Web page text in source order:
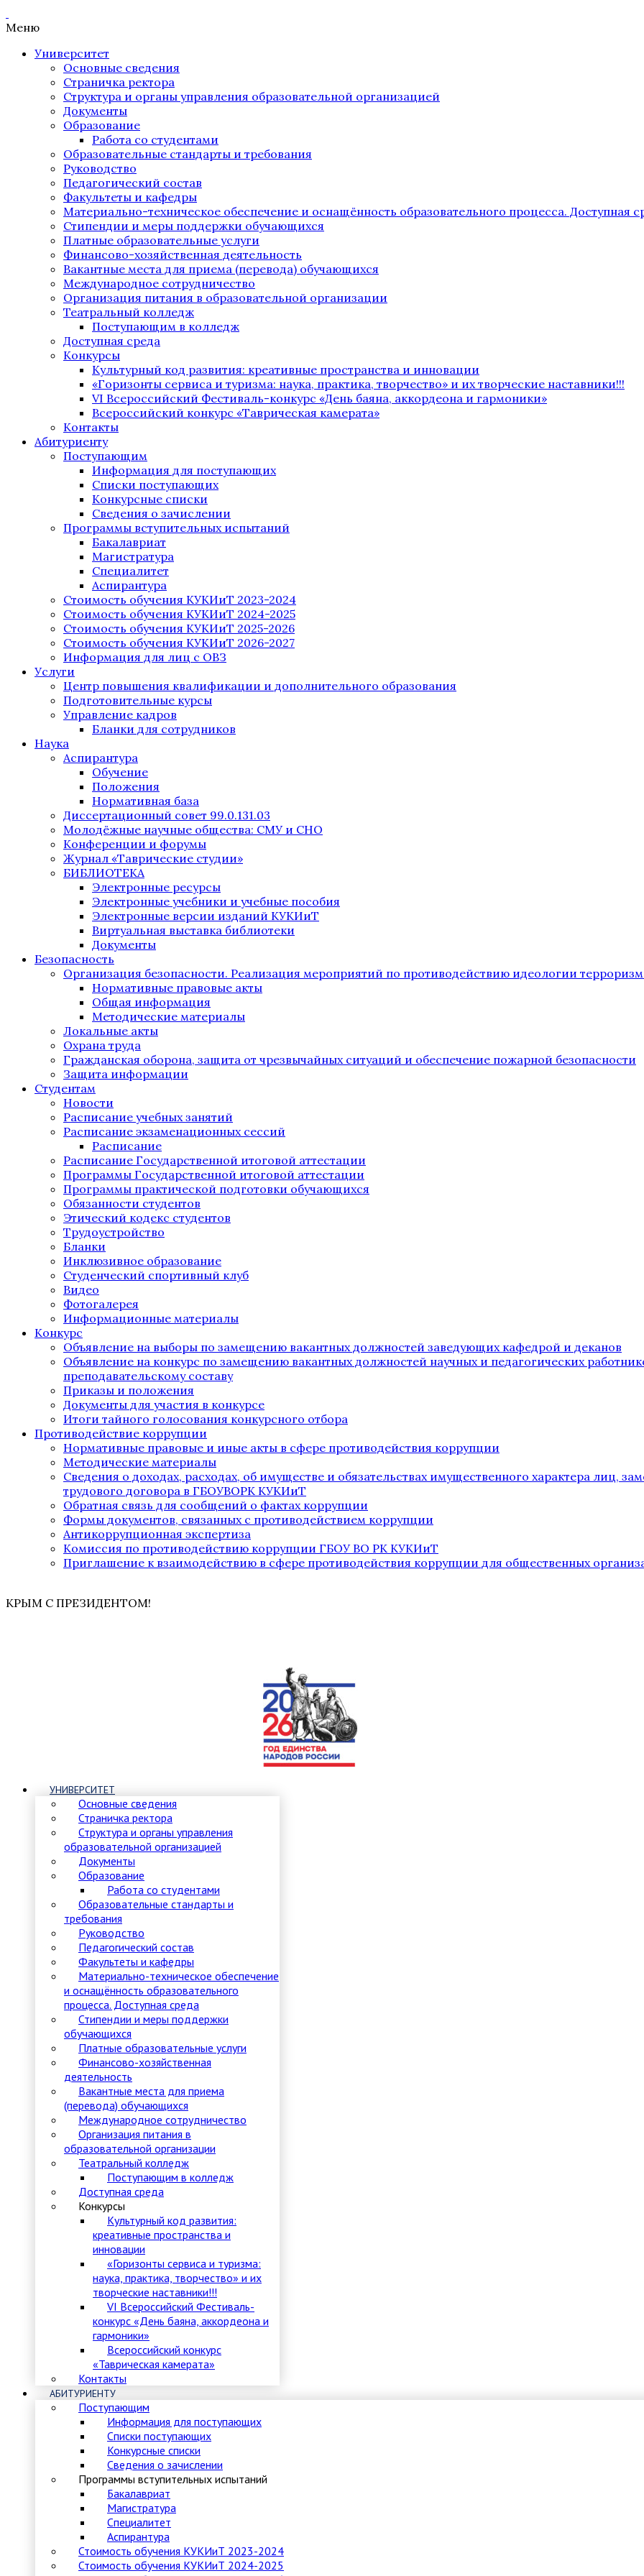
Меню
Университет
Основные сведения
Страничка ректора
Структура и органы управления образовательной организацией
Документы
Образование
Работа со студентами
Образовательные стандарты и требования
Руководство
Педагогический состав
Факультеты и кафедры
Материально-техническое обеспечение и оснащённость образовательного процесса. Доступная
Стипендии и меры поддержки обучающихся
Платные образовательные услуги
Финансово-хозяйственная деятельность
Вакантные места для приема (перевода) обучающихся
Международное сотрудничество
Организация питания в образовательной организации
Театральный колледж
Поступающим в колледж
Доступная среда
Конкурсы
Культурный код развития: креативные пространства и инновации
«Горизонты сервиса и туризма: наука, практика, творчество» и их творческие наставники!!!
VI Всероссийский Фестиваль-конкурс «День баяна, аккордеона и гармоники»
Всероссийский конкурс «Таврическая камерата»
Контакты
Абитуриенту
Поступающим
Информация для поступающих
Списки поступающих
Конкурсные списки
Сведения о зачислении
Программы вступительных испытаний
Бакалавриат
Магистратура
Специалитет
Аспирантура
Стоимость обучения КУКИиТ 2023-2024
Стоимость обучения КУКИиТ 2024-2025
Стоимость обучения КУКИиТ 2025-2026
Стоимость обучения КУКИиТ 2026-2027
Информация для лиц с ОВЗ
Услуги
Центр повышения квалификации и дополнительного образования
Подготовительные курсы
Управление кадров
Бланки для сотрудников
Наука
Аспирантура
Обучение
Положения
Нормативная база
Диссертационный совет 99.0.131.03
Молодёжные научные общества: СМУ и СНО
Конференции и форумы
Журнал «Таврические студии»
БИБЛИОТЕКА
Электронные ресурсы
Электронные учебники и учебные пособия
Электронные версии изданий КУКИиТ
Виртуальная выставка библиотеки
Документы
Безопасность
Организация безопасности. Реализация мероприятий по противодействию идеологии
Нормативные правовые акты
Общая информация
Методические материалы
Локальные акты
Охрана труда
Гражданская оборона, защита от чрезвычайных ситуаций и обеспечение пожарной безопасности
Защита информации
Студентам
Новости
Расписание учебных занятий
Расписание экзаменационных сессий
Расписание
Расписание Государственной итоговой аттестации
Программы Государственной итоговой аттестации
Программы практической подготовки обучающихся
Обязанности студентов
Этический кодекс студентов
Трудоустройство
Бланки
Инклюзивное образование
Студенческий спортивный клуб
Видео
Фотогалерея
Информационные материалы
Конкурс
Объявление на выборы по замещению вакантных должностей заведующих кафедрой и деканов
Объявление на конкурс по замещению вакантных должностей научных и педагогических
преподавательскому составу
Приказы и положения
Документы для участия в конкурсе
Итоги тайного голосования конкурсного отбора
Противодействие коррупции
Нормативные правовые и иные акты в сфере противодействия коррупции
Методические материалы
Сведения о доходах, расходах, об имуществе и обязательствах имущественного характера лиц,
трудового договора в ГБОУВОРК КУКИиТ
Обратная связь для сообщений о фактах коррупции
Формы документов, связанных с противодействием коррупции
Антикоррупционная экспертиза
Комиссия по противодействию коррупции ГБОУ ВО РК КУКИиТ
Приглашение к взаимодействию в сфере противодействия коррупции для общественных
КРЫМ С ПРЕЗИДЕНТОМ!
УНИВЕРСИТЕТ
Основные сведения
Страничка ректора
Структура и органы управления
образовательной организацией
Документы
Образование
Работа со студентами
Образовательные стандарты и
требования
Руководство
Педагогический состав
Факультеты и кафедры
Материально-техническое обеспечение
и оснащённость образовательного
процесса. Доступная среда
Стипендии и меры поддержки
обучающихся
Платные образовательные услуги
Финансово-хозяйственная
деятельность
Вакантные места для приема
(перевода) обучающихся
Международное сотрудничество
Организация питания в
образовательной организации
Театральный колледж
Поступающим в колледж
Доступная среда
Конкурсы
Культурный код развития:
креативные пространства и
инновации
«Горизонты сервиса и туризма:
наука, практика, творчество» и их
творческие наставники!!!
VI Всероссийский Фестиваль-
конкурс «День баяна, аккордеона и
гармоники»
Всероссийский конкурс
«Таврическая камерата»
Контакты
АБИТУРИЕНТУ
Поступающим
Информация для поступающих
Списки поступающих
Конкурсные списки
Сведения о зачислении
Программы вступительных испытаний
Бакалавриат
Магистратура
Специалитет
Аспирантура
Стоимость обучения КУКИиТ 2023-2024
Стоимость обучения КУКИиТ 2024-2025